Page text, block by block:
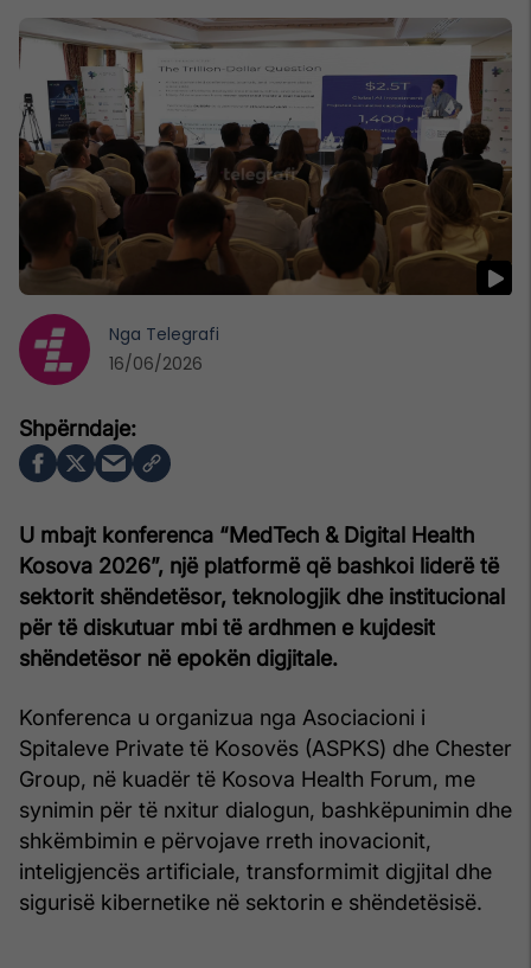
U mbajt konferenca “MedTech & Digital Health
Kosova 2026”, një platformë që bashkoi liderë të
sektorit shëndetësor, teknologjik dhe institucional
për të diskutuar mbi të ardhmen e kujdesit
shëndetësor në epokën digjitale.
Konferenca u organizua nga Asociacioni i
Spitaleve Private të Kosovës (ASPKS) dhe Chester
Group, në kuadër të Kosova Health Forum, me
synimin për të nxitur dialogun, bashkëpunimin dhe
shkëmbimin e përvojave rreth inovacionit,
inteligjencës artificiale, transformimit digjital dhe
sigurisë kibernetike në sektorin e shëndetësisë.
Nga Telegrafi
16/06/2026